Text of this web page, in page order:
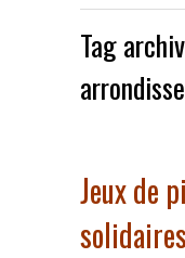
Tag
Jeux de